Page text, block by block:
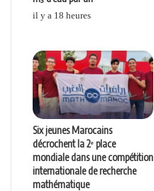
il y a 18 heures
Six jeunes Marocains
décrochent la 2ᵉ place
mondiale dans une compétition
internationale de recherche
mathématique